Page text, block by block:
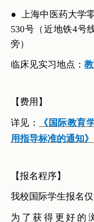
●
上海中医药大学
530号（近地铁4号
旁）
临床见实习地点：
【费用】
详见：
《国际教育
用指导标准的通知》
【报名程序】
我校国际学生报名仅
为了获得更好的